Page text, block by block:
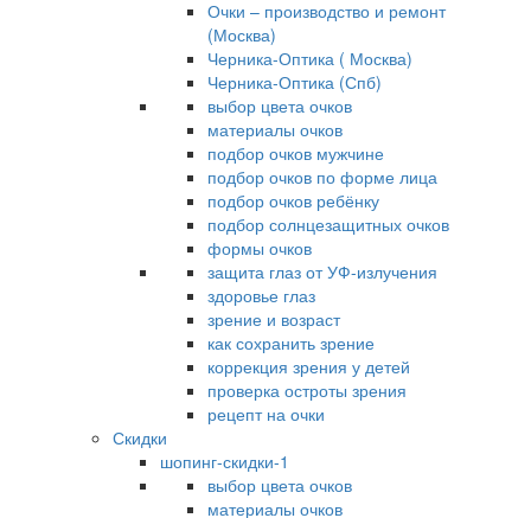
Очки – производство и ремонт
(Москва)
Черника-Оптика ( Москва)
Черника-Оптика (Спб)
выбор цвета очков
материалы очков
подбор очков мужчине
подбор очков по форме лица
подбор очков ребёнку
подбор солнцезащитных очков
формы очков
защита глаз от УФ-излучения
здоровье глаз
зрение и возраст
как сохранить зрение
коррекция зрения у детей
проверка остроты зрения
рецепт на очки
Скидки
шопинг-скидки-1
выбор цвета очков
материалы очков